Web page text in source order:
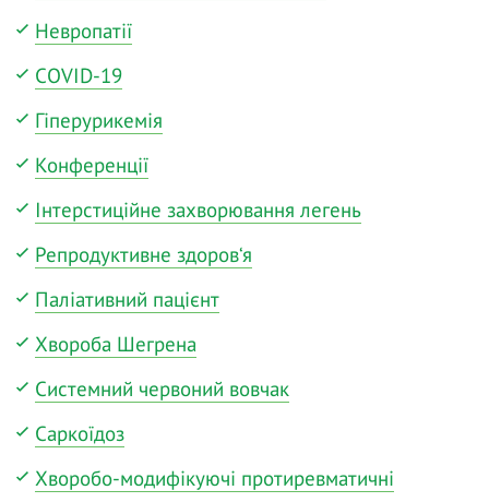
Невропатії
COVID-19
Гіперурикемія
Конференції
Інтерстиційне захворювання легень
Репродуктивне здоров‘я
Паліативний пацієнт
Хвороба Шегрена
Системний червоний вовчак
Саркоїдоз
Хворобо-модифікуючі протиревматичні